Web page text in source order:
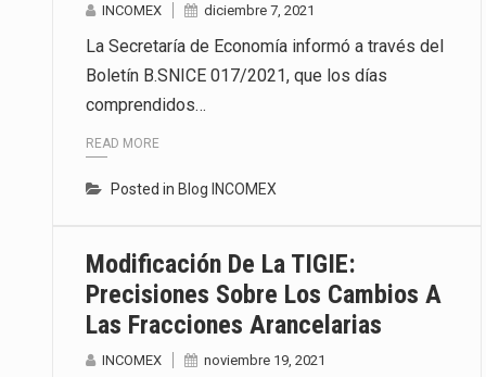
INCOMEX diciembre 7, 2021
La Secretaría de Economía informó a través del
Boletín B.SNICE 017/2021, que los días
comprendidos…
READ MORE
Posted in Blog INCOMEX
Modificación De La TIGIE:
Precisiones Sobre Los Cambios A
Las Fracciones Arancelarias
INCOMEX noviembre 19, 2021